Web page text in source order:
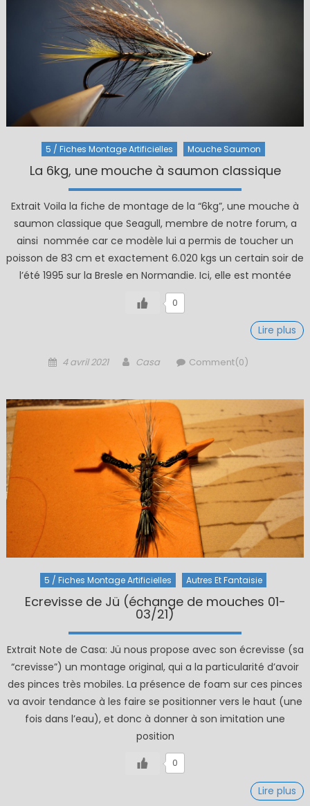
5 / Fiches Montage Artificielles Mouche Saumon
La 6kg, une mouche à saumon classique
Extrait Voila la fiche de montage de la “6kg”, une mouche à
saumon classique que Seagull, membre de notre forum, a
ainsi nommée car ce modèle lui a permis de toucher un
poisson de 83 cm et exactement 6.020 kgs un certain soir de
l’été 1995 sur la Bresle en Normandie. Ici, elle est montée
0
Lire plus
Posted
4 avril 2021 Author
Casa Comment(0)
5 / Fiches Montage Artificielles Autres Et Fantaisie
Ecrevisse de Jü (échange de mouches 01-
03/21)
Extrait Note de Casa: Jü nous propose avec son écrevisse (sa
“crevisse”) un montage original, qui a la particularité d’avoir
des pinces très mobiles. La présence de foam sur ces pinces
va avoir tendance à les faire se positionner vers le haut (une
fois dans l’eau), et donc à donner à son imitation une
position
0
Lire plus